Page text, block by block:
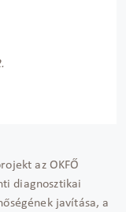
az OKFŐ
diagnosztikai
javítása, a